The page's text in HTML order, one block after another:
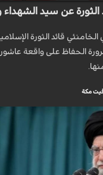
الثورة عن سيد
قائد الثورة
الحفاظ على واقعة